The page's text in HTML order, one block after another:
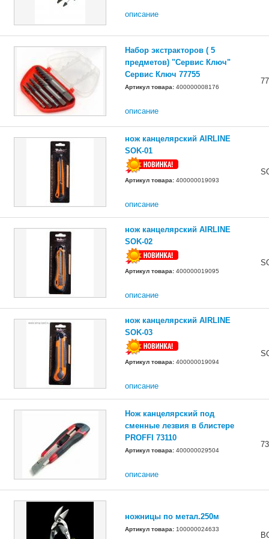
описание
Набор экстракторов ( 5
предметов) "Сервис Ключ"
Сервис Ключ 77755
Артикул товара: 400000008176
описание
нож канцелярский AIRLINE
SOK-01
Артикул товара: 400000019093
описание
нож канцелярский AIRLINE
SOK-02
Артикул товара: 400000019095
описание
нож канцелярский AIRLINE
SOK-03
Артикул товара: 400000019094
описание
Нож канцелярский под
сменные лезвия в блистере
PROFFI 73110
Артикул товара: 400000029504
описание
ножницы по метал.250м
Артикул товара: 100000024633